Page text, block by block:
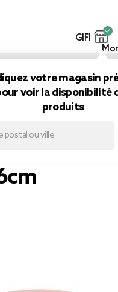
GIFI
votre magasin
voir la disponibilité
produits
tabouret de bar
Spiro